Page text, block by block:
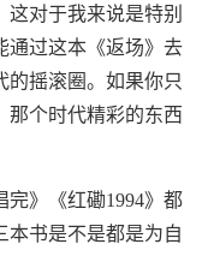
对于我来说是特别
通过这本《返场》去
的摇滚圈。如果你只
那个时代精彩的东西
完》《红磡1994》都
本书是不是都是为自